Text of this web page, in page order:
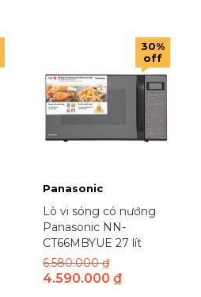
30%
off
Panasonic
Lò vi sóng có nướng
Panasonic NN-
CT66MBYUE 27 lít
6.580.000₫
4.590.000 ₫